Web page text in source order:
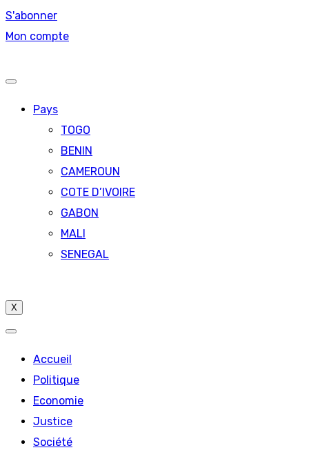
S'abonner
Mon compte
Pays
TOGO
BENIN
CAMEROUN
COTE D’IVOIRE
GABON
MALI
SENEGAL
X
Accueil
Politique
Economie
Justice
Société